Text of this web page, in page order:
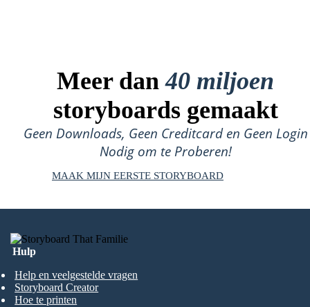
Meer dan40 miljoen
storyboards gemaakt
Geen Downloads, Geen Creditcard en Geen Login
Nodig om te Proberen!
MAAK MIJN EERSTE STORYBOARD
Hulp
Help en veelgestelde vragen
Storyboard Creator
Hoe te printen